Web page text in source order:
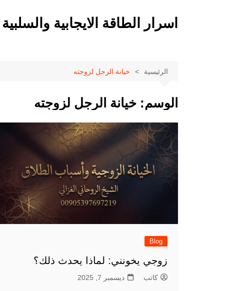
اسرار الطاقة الايجابية والسلبية
الرئيسية خيانة الرجل لزوجته
الوسم: خيانة الرجل لزوجته
Blog
زوجي يخونني: لماذا يحدث ذلك؟
كاتب ديسمبر 7, 2025